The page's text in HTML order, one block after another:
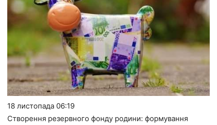
18 листопада 06:19
Створення резервного фонду родини: формування